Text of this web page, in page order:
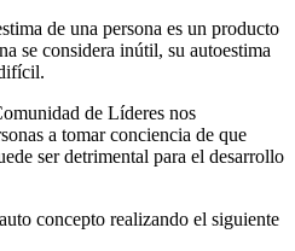
de una persona es un producto
se considera inútil, su autoestima
de Líderes nos
a tomar conciencia de que
ser detrimental para el desarrollo
concepto realizando el siguiente